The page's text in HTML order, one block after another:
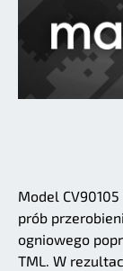
Model
prób
ogniowego
TML. W